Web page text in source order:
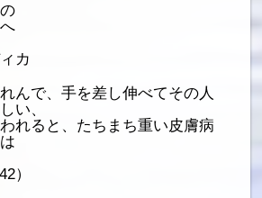
カ
んで、手を差し伸べてその人
い、
れると、たちまち重い皮膚病
った。
）